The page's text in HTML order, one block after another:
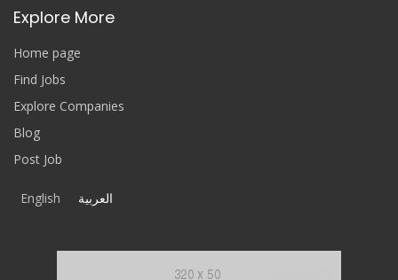
Explore More
Home page
Find Jobs
Explore Companies
Blog
Post Job
English العربية